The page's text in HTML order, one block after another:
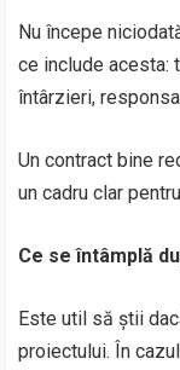
Nu începe
ce include acesta:
întârzieri,
Un contract bine
un cadru clar
Ce se întâmplă
Este util să știi
proiectului. În